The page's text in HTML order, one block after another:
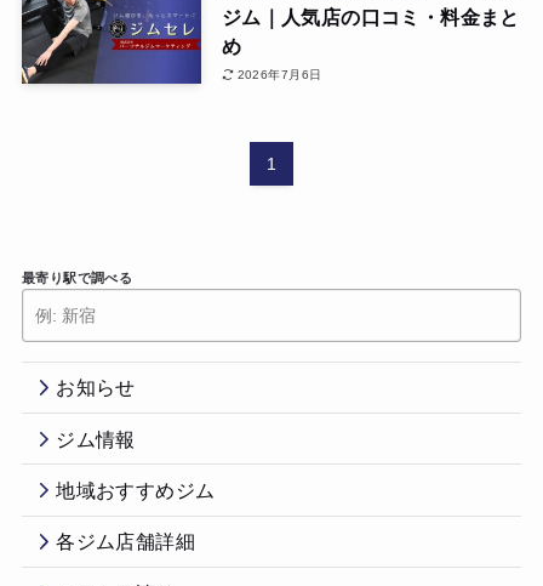
ジム｜人気店の口コミ・料金まと
め
2026年7月6日
1
最寄り駅で調べる
お知らせ
ジム情報
地域おすすめジム
各ジム店舗詳細